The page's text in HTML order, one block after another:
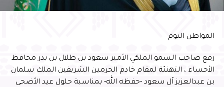
المواطن اليوم
رفع صاحب السمو الملكي الأمير سعود بن طلال بن بدر محافظ
الأحساء ، التهنئة لمقام خادم الحرمين الشريفين الملك سلمان
بن عبدالعزيز آل سعود -حفظه الله- بمناسبة حلول عيد الأضحى